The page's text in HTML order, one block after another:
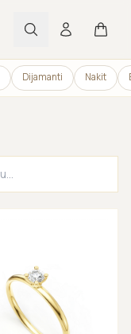
Dijamanti Nakit